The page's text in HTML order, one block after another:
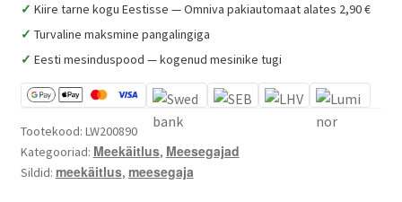
Varroa mite control – when and how
600
L,
kogus
✓ Kiire tarne kogu Eestisse — Omniva pakiautomaat alates 2,90 €
✓ Turvaline maksmine pangalingiga
✓ Eesti mesinduspood — kogenud mesinike tugi
Tootekood: LW200890
Kategooriad: Meekäitlus, Meesegajad
Sildid: meekäitlus, meesegaja